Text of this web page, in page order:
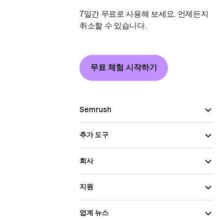
7일간 무료로 사용해 보세요. 언제든지
취소할 수 있습니다.
무료 체험 시작하기
Semrush
추가 도구
회사
지원
업계 뉴스